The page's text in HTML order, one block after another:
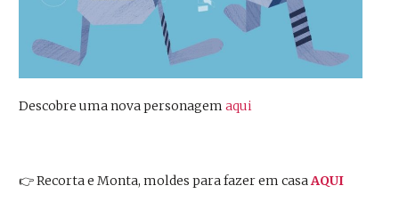
Descobre uma nova personagem aqui
👉 Recorta e Monta, moldes para fazer em casaAQUI